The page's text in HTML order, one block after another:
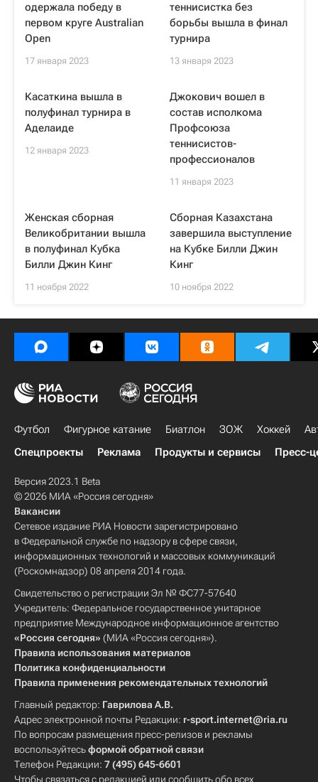
одержала победу в
первом круге Australian
Open
17 января 2023
теннисистка без
борьбы вышла в финал
турнира
13 января 2023
Касаткина вышла в
полуфинал турнира в
Аделаиде
12 января 2023
Джокович вошел в
состав исполкома
Профсоюза
теннисистов-
профессионалов
11 января 2023
Женская сборная
Великобритании вышла
в полуфинал Кубка
Билли Джин Кинг
11 ноября 2022
Сборная Казахстана
завершила выступление
на Кубке Билли Джин
Кинг
10 ноября 2022
Футбол Фигурное катание Биатлон ЗОЖ Хоккей
Спецпроекты
Реклама Продукты и сервисы Пресс-
Версия 2023.1 Beta
© 2026 МИА «Россия сегодня»
Вакансии
Сетевое издание РИА Новости зарегистрировано
в Федеральной службе по надзору в сфере связи,
информационных технологий и массовых коммуникаций
(Роскомнадзор) 08 апреля 2014 года.
Свидетельство о регистрации Эл № ФС77-57640
Учредитель: Федеральное государственное унитарное
предприятие Международное информационное агентство
«Россия сегодня» (МИА «Россия сегодня»).
Правила использования материалов
Политика конфиденциальности
Правила применения рекомендательных технологий
Главный редактор: Гаврилова А.В.
Адрес электронной почты Редакции: r-sport.internet@ria.ru
По вопросам размещения пресс-релизов и рекламы
воспользуйтесьформой обратной связи
Телефон Редакции: 7 (495) 645-6601
Чтобы связаться с редакцией или сообщить обо всех